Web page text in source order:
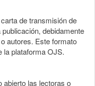
de transmisión de
debidamente
autores. Este formato
la plataforma OJS.
abierto las lectoras o